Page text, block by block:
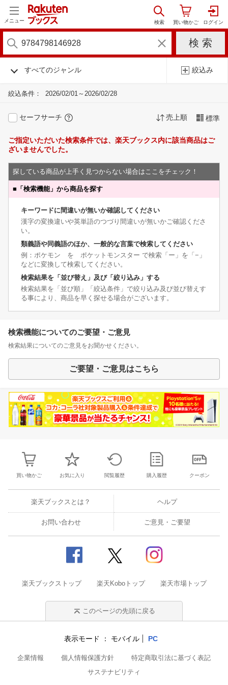
メニュー
すべてのジャンル 絞込み
絞込条件： 2026/02/01～2026/02/28
セーフサーチ 売上順 標準
ご指定いただいた検索条件では、楽天ブックス内に該当商品はご
ざいませんでした。
探している商品が上手く見つからない場合はここをチェック！
■ 「検索機能」から商品を探す
キーワードに間違いが無いか確認してください
漢字の変換違いや英単語のつづり間違いが無いかご確認くださ
い。
類義語や同義語のほか、一般的な言葉で検索してください
例：ポケモン を ポケットモンスター で検索「ー」を「−」
などに変換して検索してください。
検索結果を「並び替え」及び「絞り込み」する
検索結果を「並び順」「絞込条件」で絞り込み及び並び替えす
る事により、商品を早く探せる場合がございます。
検索機能についてのご要望・ご意見
検索結果についてのご意見をお聞かせください。
ご要望・ご意見はこちら
買い物かご お気に入り 閲覧履歴 購入履歴 クーポン
楽天ブックスとは？ ヘルプ
お問い合わせ ご意見・ご要望
楽天ブックストップ 楽天Koboトップ 楽天市場トップ
このページの先頭に戻る
表示モード モバイル PC
企業情報 個人情報保護方針
特定商取引法に基づく表記
サステナビリティ